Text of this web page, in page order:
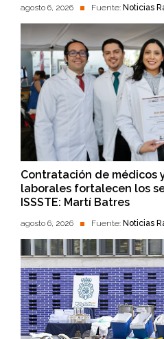
agosto 6, 2026 Fuente: Noticias
Contratación de médicos
laborales fortalecen los
ISSSTE: Martí Batres
agosto 6, 2026 Fuente: Noticias